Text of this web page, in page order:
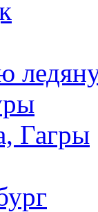
Гагры